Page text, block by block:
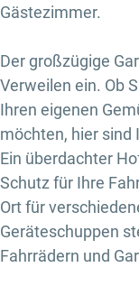
Gästezimmer.
Der großzügige
Verweilen ein. Ob
Ihren eigenen
möchten, hier sind
Ein überdachter
Schutz für Ihre
Ort für
Geräteschuppen
Fahrrädern und